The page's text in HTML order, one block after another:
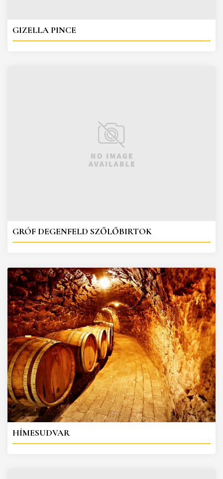
GIZELLA PINCE
GRÓF DEGENFELD SZŐLŐBIRTOK
HÍMESUDVAR